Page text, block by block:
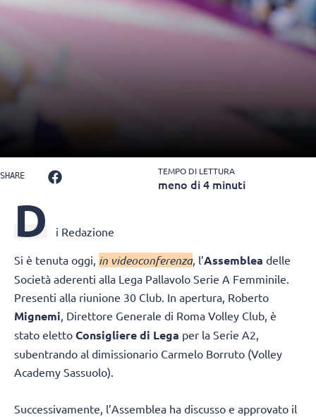
SHARE TEMPO DI LETTURA
meno di 4 minuti
D i Redazione
Si è tenuta oggi, in videoconferenza, l’Assemblea delle
Società aderenti alla Lega Pallavolo Serie A Femminile.
Presenti alla riunione 30 Club. In apertura, Roberto
Mignemi, Direttore Generale di Roma Volley Club, è
stato eletto Consigliere di Lega per la Serie A2,
subentrando al dimissionario Carmelo Borruto (Volley
Academy Sassuolo).
Successivamente, l’Assemblea ha discusso e approvato il